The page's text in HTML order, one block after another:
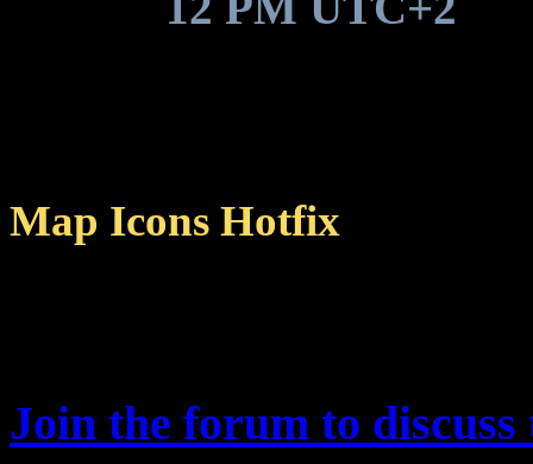
Map Icons Hotfix
Join the forum to